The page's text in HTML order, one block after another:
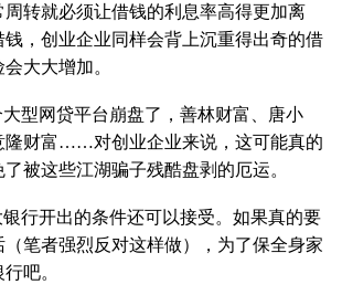
转就必须让借钱的利息率高得更加离
，创业企业同样会背上沉重得出奇的借
大大增加。
型网贷平台崩盘了，善林财富、唐小
隆财富……对创业企业来说，这可能真的
被这些江湖骗子残酷盘剥的厄运。
行开出的条件还可以接受。如果真的要
笔者强烈反对这样做），为了保全身家
吧。